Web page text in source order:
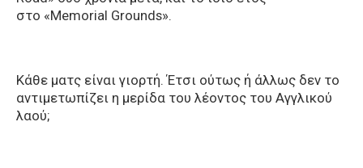
στο «Memorial Grounds».
Κάθε ματς είναι γιορτή. Έτσι ούτως ή άλλως δεν το
αντιμετωπίζει η μερίδα του λέοντος του Αγγλικού
λαού;